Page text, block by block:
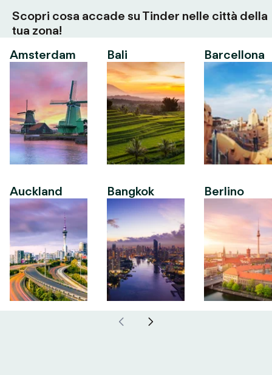
Scopri cosa accade su Tinder nelle città della
tua zona!
Amsterdam
Auckland
Bali
Bangkok
Barcellona
Berlino